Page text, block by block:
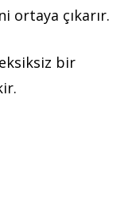
ortaya çıkarır.
bir